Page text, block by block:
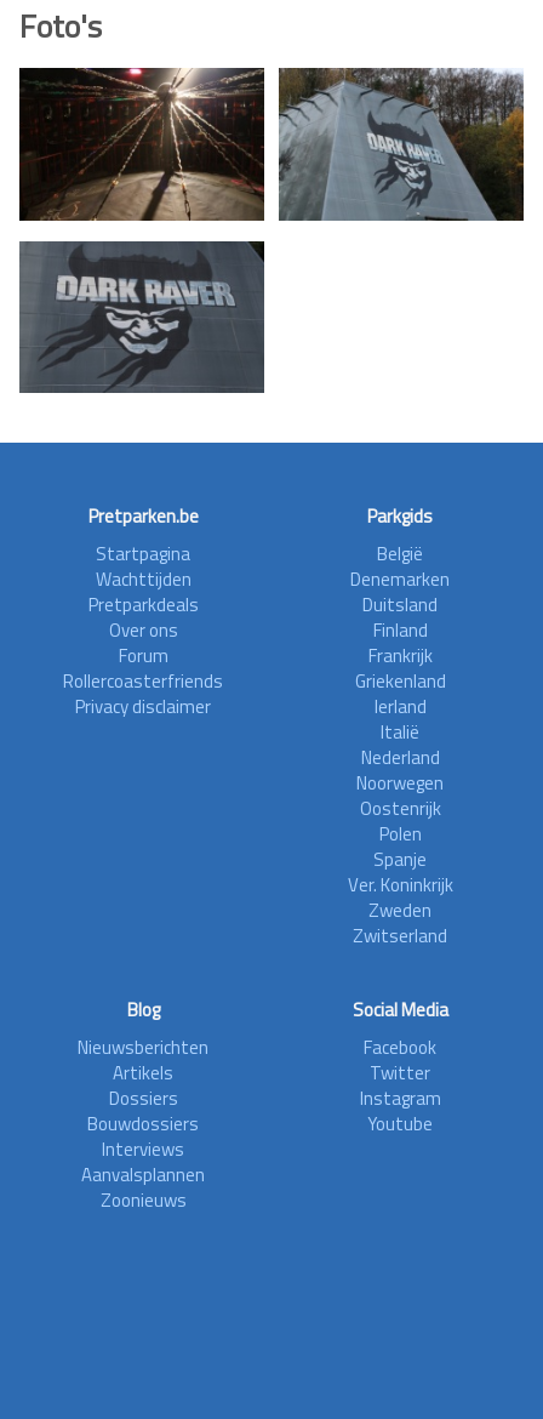
Foto's
Pretparken.be
Startpagina
Wachttijden
Pretparkdeals
Over ons
Forum
Rollercoasterfriends
Privacy disclaimer
Parkgids
België
Denemarken
Duitsland
Finland
Frankrijk
Griekenland
Ierland
Italië
Nederland
Noorwegen
Oostenrijk
Polen
Spanje
Ver. Koninkrijk
Zweden
Zwitserland
Blog
Nieuwsberichten
Artikels
Dossiers
Bouwdossiers
Interviews
Aanvalsplannen
Zoonieuws
Social Media
Facebook
Twitter
Instagram
Youtube